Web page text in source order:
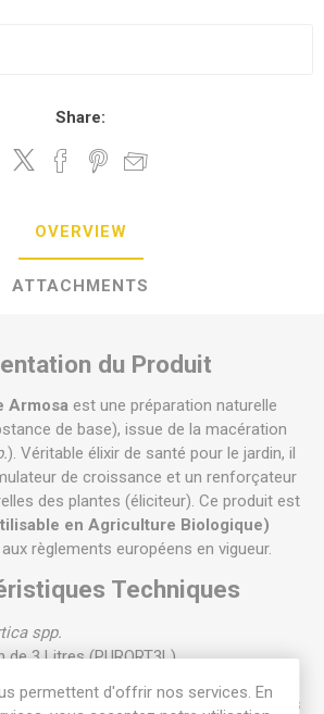
Share:
OVERVIEW
ATTACHMENTS
du Produit
Armosaest une préparation naturelle
de base), issue de la macération
). Véritable élixir de santé pour le jardin, il
de croissance et un renforçateur
des plantes (éliciteur). Ce produit est
en Agriculture Biologique)
règlements européens en vigueur.
Techniques
spp.
de 3 Litres (PURORT3L)
de base (EAJ - Emploi Autorisé dans
permettent d'offrir nos services. En